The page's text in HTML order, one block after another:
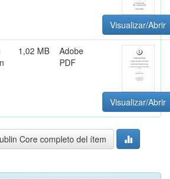
Visualizar/Abrir
1,02 MB
Adobe
PDF
Visualizar/Abrir
Core completo del ítem